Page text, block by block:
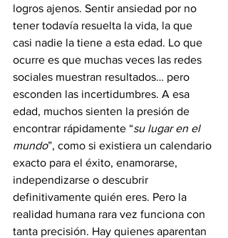
logros ajenos. Sentir ansiedad por no
tener todavía resuelta la vida, la que
casi nadie la tiene a esta edad. Lo que
ocurre es que muchas veces las redes
sociales muestran resultados… pero
esconden las incertidumbres. A esa
edad, muchos sienten la presión de
encontrar rápidamente “su lugar en el
mundo”, como si existiera un calendario
exacto para el éxito, enamorarse,
independizarse o descubrir
definitivamente quién eres. Pero la
realidad humana rara vez funciona con
tanta precisión. Hay quienes aparentan